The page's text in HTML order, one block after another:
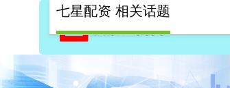
七星配资 相关话题